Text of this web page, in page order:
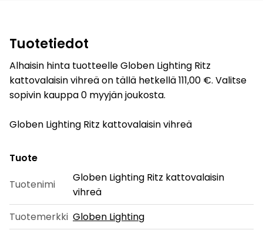
Tuotetiedot
Alhaisin hinta tuotteelle Globen Lighting Ritz
kattovalaisin vihreä on tällä hetkellä 111,00 €. Valitse
sopivin kauppa 0 myyjän joukosta.
Globen Lighting Ritz kattovalaisin vihreä
Tuote
Tuotenimi
Globen Lighting Ritz kattovalaisin
vihreä
Tuotemerkki Globen Lighting